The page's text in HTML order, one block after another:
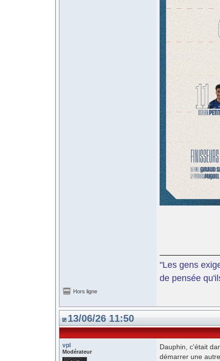
"Les gens
de pensée
Hors ligne
13/06/26 11:50
vpl
Modérateur
Dauphin, c'était
démarrer une